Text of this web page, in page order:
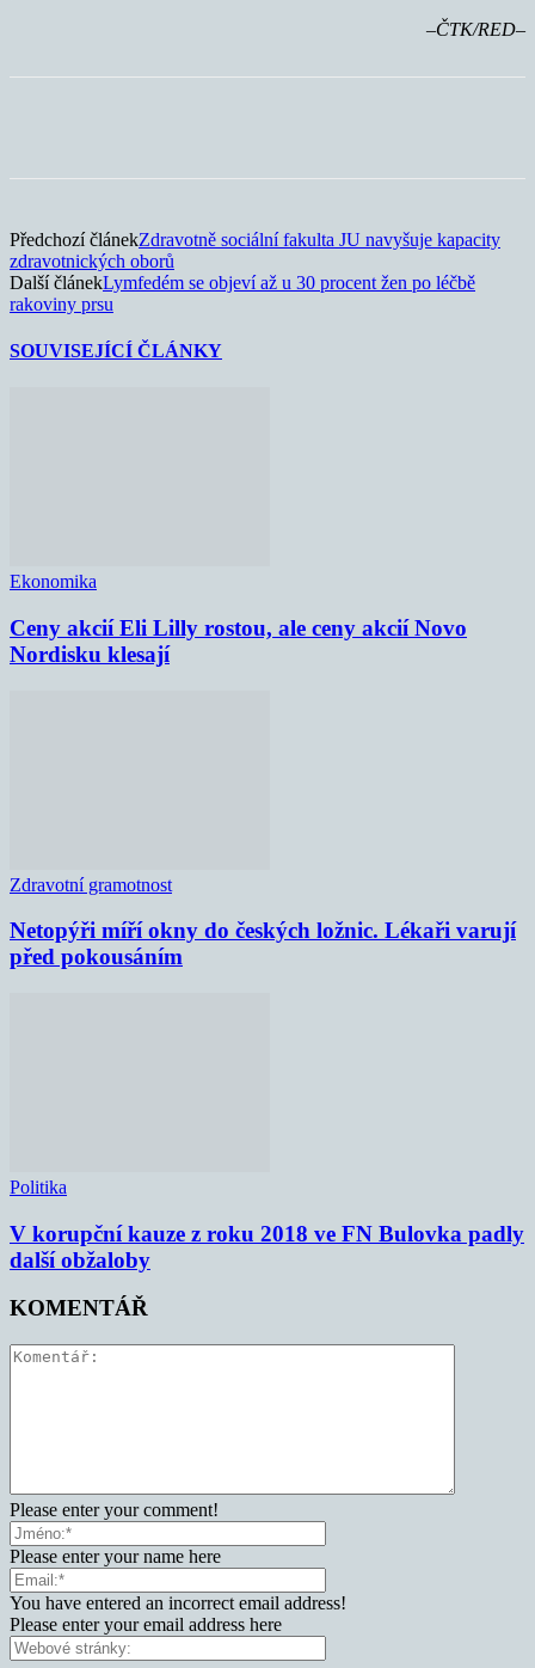
–ČTK/RED–
Předchozí článekZdravotně sociální fakulta JU navyšuje kapacity
zdravotnických oborů
Další článekLymfedém se objeví až u 30 procent žen po léčbě
rakoviny prsu
SOUVISEJÍCÍ ČLÁNKY
Ekonomika
Ceny akcií Eli Lilly rostou, ale ceny akcií Novo
Nordisku klesají
Zdravotní gramotnost
Netopýři míří okny do českých ložnic. Lékaři varují
před pokousáním
Politika
V korupční kauze z roku 2018 ve FN Bulovka padly
další obžaloby
KOMENTÁŘ
Please enter your comment!
Please enter your name here
You have entered an incorrect email address!
Please enter your email address here